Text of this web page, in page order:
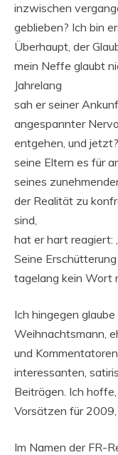
inzwischen
geblieben? Ich bin
Überhaupt, der
mein Neffe glaubt
Jahrelang
sah er seiner
angespannter
entgehen, und
seine Eltern es für
seines
der Realität zu
sind,
hat er hart reagiert:
Seine
tagelang kein Wort
Ich hingegen
Weihnachtsmann,
und
interessanten,
Beiträgen. Ich
Vorsätzen für
Im Namen der FR-